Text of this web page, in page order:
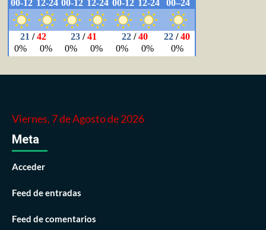
Viernes, 7 de Agosto de 2026
Meta
Acceder
Feed de entradas
Feed de comentarios